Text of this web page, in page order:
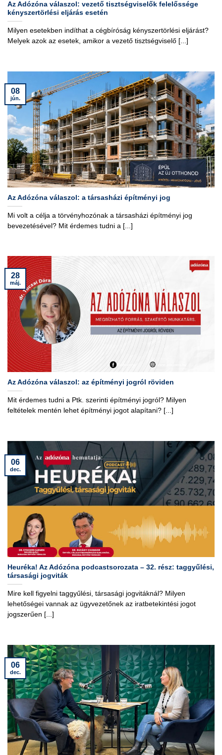
Az Adózóna válaszol: vezető tisztségviselők felelőssége
kényszertörlési eljárás esetén
Milyen esetekben indíthat a cégbíróság kényszertörlési eljárást?
Melyek azok az esetek, amikor a vezető tisztségviselő [...]
Az Adózóna válaszol: a társasházi építményi jog
Mi volt a célja a törvényhozónak a társasházi építményi jog
bevezetésével? Mit érdemes tudni a [...]
08
jún.
Az Adózóna válaszol: az építményi jogról röviden
Mit érdemes tudni a Ptk. szerinti építményi jogról? Milyen
feltételek mentén lehet építményi jogot alapítani? [...]
28
máj.
Heuréka! Az Adózóna podcastsorozata – 32. rész: taggyűlési,
társasági jogviták
Mire kell figyelni taggyűlési, társasági jogvitáknál? Milyen
lehetőségei vannak az ügyvezetőnek az iratbetekintési jogot
jogszerűen [...]
06
dec.
06
dec.